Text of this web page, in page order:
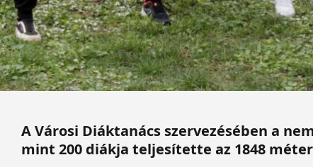
A Városi Diáktanács szervezésében a
mint 200 diákja teljesítette az 1848